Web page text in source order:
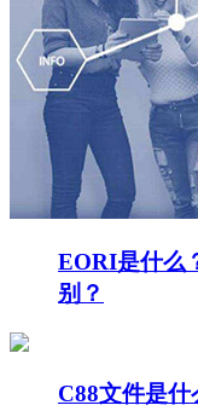
EORI是什么
别？
C88文件是